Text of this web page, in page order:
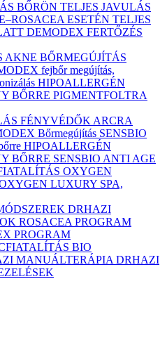
BŐRÖN TELJES JAVULÁS
ESETÉN TELJES
DEMODEX FERTŐZÉS
AKNE BŐRMEGÚJÍTÁS
fejbőr megújítás,
HIPOALLERGÉN
BŐRRE PIGMENTFOLTRA
FÉNYVÉDŐK ARCRA
Bőrmegújítás SENSBIO
HIPOALLERGÉN
BŐRRE SENSBIO ANTI AGE
OXYGEN
LUXURY SPA,
DRHAZI
ROSACEA PROGRAM
PROGRAM
BIO
MANUÁLTERÁPIA DRHAZI